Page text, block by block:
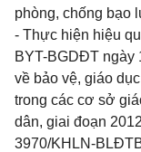
phòng, chống bạo
- Thực hiện hiệu
BYT-BGDĐT ngày
về bảo vệ, giáo
trong các cơ sở
dân, giai đoạn
3970/KHLN-